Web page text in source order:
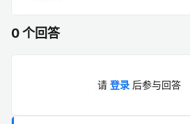
0 个回答
请 登录 后参与回答